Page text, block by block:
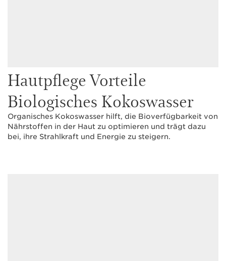
Hautpflege Vorteile
Biologisches Kokoswasser
Organisches Kokoswasser hilft, die Bioverfügbarkeit von
Nährstoffen in der Haut zu optimieren und trägt dazu
bei, ihre Strahlkraft und Energie zu steigern.